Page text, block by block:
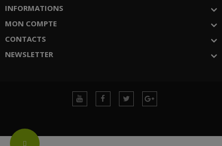
Change
INFORMATIONS
MON COMPTE
CONTACTS
NEWSLETTER